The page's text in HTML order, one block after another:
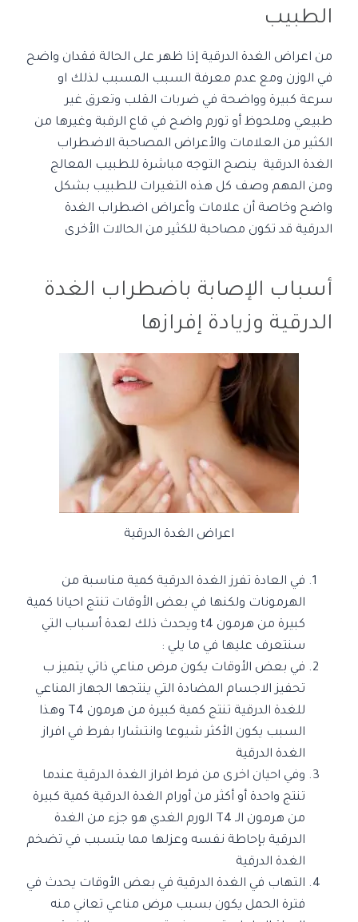
الطبيب
من اعراض الغدة الدرقية إذا ظهر على الحالة فقدان واضح
في الوزن ومع عدم معرفة السبب المسبب لذلك او
سرعة كبيرة وواضحة في ضربات القلب وتعرق غير
طبيعي وملحوظ أو تورم واضح في قاع الرقبة وغيرها من
الكثير من العلامات والأعراض المصاحبة الاضطراب
الغدة الدرقية ينصح التوجه مباشرة للطبيب المعالج
ومن المهم وصف كل هذه التغيرات للطبيب بشكل
واضح وخاصة أن علامات وأعراض اضطراب الغدة
الدرقية قد تكون مصاحبة للكثير من الحالات الأخرى
أسباب الإصابة باضطراب الغدة
الدرقية وزيادة إفرازها
اعراض الغدة الدرقية
في العادة تفرز الغدة الدرقية كمية مناسبة من
الهرمونات ولكنها في بعض الأوقات تنتج احيانا كمية
كبيرة من هرمون t4 ويحدث ذلك لعدة أسباب التي
سنتعرف عليها في ما يلي :
في بعض الأوقات يكون مرض مناعي ذاتي يتميز ب
تحفيز الاجسام المضادة التي ينتجها الجهاز المناعي
للغدة الدرقية تنتج كمية كبيرة من هرمون T4 وهذا
السبب يكون الأكثر شيوعا وانتشارا بفرط في افراز
الغدة الدرقية
وفي احيان اخرى من فرط افراز الغدة الدرقية عندما
تنتج واحدة أو أكثر من أورام الغدة الدرقية كمية كبيرة
من هرمون الـ T4 الورم الغدي هو جزء من الغدة
الدرقية بإحاطة نفسه وعزلها مما يتسبب في تضخم
الغدة الدرقية
التهاب في الغدة الدرقية في بعض الأوقات يحدث في
فترة الحمل يكون بسبب مرض مناعي تعاني منه